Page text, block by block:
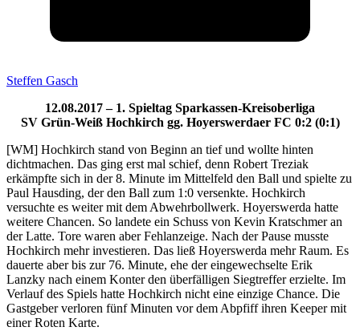
Steffen Gasch
12.08.2017 – 1. Spieltag Sparkassen-Kreisoberliga
SV Grün-Weiß Hochkirch gg. Hoyerswerdaer FC 0:2 (0:1)
[WM] Hochkirch stand von Beginn an tief und wollte hinten
dichtmachen. Das ging erst mal schief, denn Robert Treziak
erkämpfte sich in der 8. Minute im Mittelfeld den Ball und spielte zu
Paul Hausding, der den Ball zum 1:0 versenkte. Hochkirch
versuchte es weiter mit dem Abwehrbollwerk. Hoyerswerda hatte
weitere Chancen. So landete ein Schuss von Kevin Kratschmer an
der Latte. Tore waren aber Fehlanzeige. Nach der Pause musste
Hochkirch mehr investieren. Das ließ Hoyerswerda mehr Raum. Es
dauerte aber bis zur 76. Minute, ehe der eingewechselte Erik
Lanzky nach einem Konter den überfälligen Siegtreffer erzielte. Im
Verlauf des Spiels hatte Hochkirch nicht eine einzige Chance. Die
Gastgeber verloren fünf Minuten vor dem Abpfiff ihren Keeper mit
einer Roten Karte.